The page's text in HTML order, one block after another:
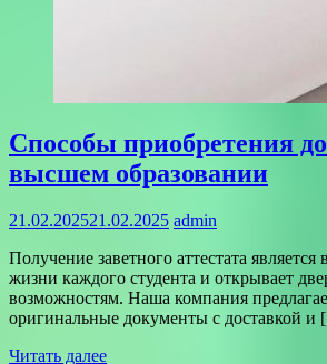
Способы приобретения
высшем образовании
21.02.202521.02.2025 admin
Получение заветного аттестата
жизни каждого студента и открывает
возможностям. Наша компания
оригинальные документы с доставкой
Читать далее